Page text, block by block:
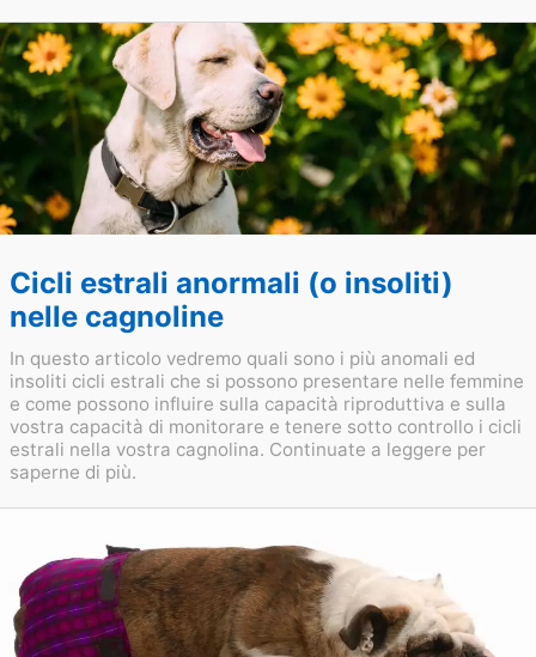
Cicli estrali anormali (o insoliti)
nelle cagnoline
In questo articolo vedremo quali sono i più anomali ed
insoliti cicli estrali che si possono presentare nelle femmine
e come possono influire sulla capacità riproduttiva e sulla
vostra capacità di monitorare e tenere sotto controllo i cicli
estrali nella vostra cagnolina. Continuate a leggere per
saperne di più.